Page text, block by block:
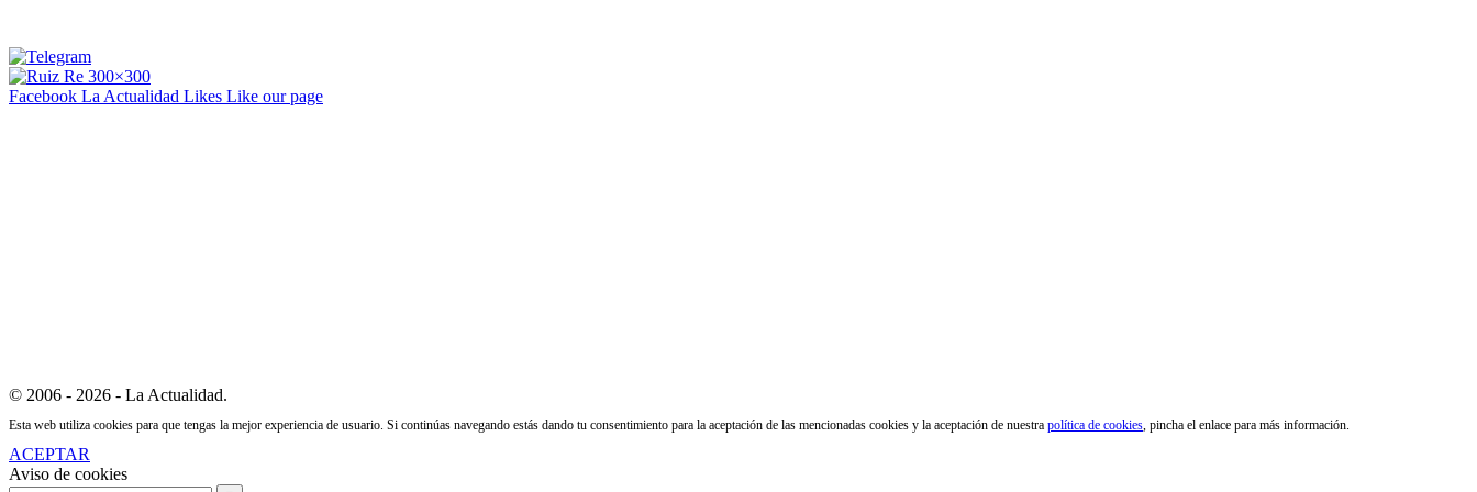
Facebook La Actualidad Likes Like our page
© 2006 - 2026 - La Actualidad.
Esta web utiliza cookies para que tengas la mejor experiencia de usuario. Si continúas navegando estás dando tu consentimiento para la aceptación de las mencionadas cookies y la aceptación de nuestra política de cookies, pincha el enlace para más información.
ACEPTAR
Aviso de cookies